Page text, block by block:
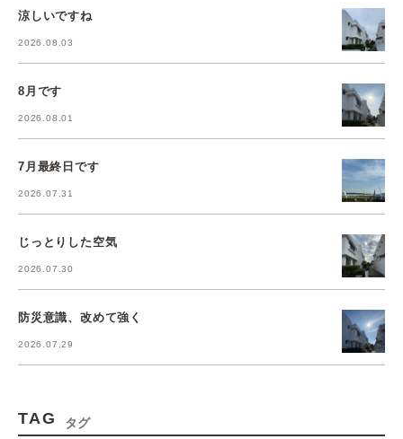
涼しいですね
2026.08.03
8月です
2026.08.01
7月最終日です
2026.07.31
じっとりした空気
2026.07.30
防災意識、改めて強く
2026.07.29
TAG タグ